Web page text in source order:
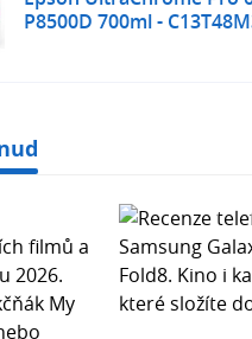
P8500D 700ml -